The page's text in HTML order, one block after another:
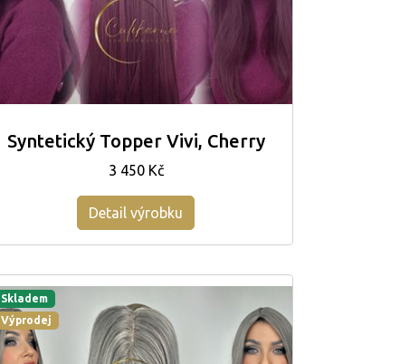
Syntetický Topper Vivi, Cherry
3 450 Kč
Detail výrobku
Skladem
Výprodej